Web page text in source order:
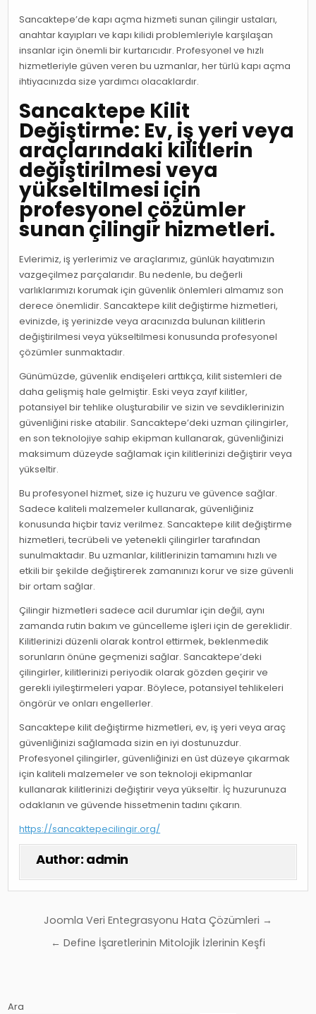
Sancaktepe’de kapı açma hizmeti sunan çilingir ustaları,
anahtar kayıpları ve kapı kilidi problemleriyle karşılaşan
insanlar için önemli bir kurtarıcıdır. Profesyonel ve hızlı
hizmetleriyle güven veren bu uzmanlar, her türlü kapı açma
ihtiyacınızda size yardımcı olacaklardır.
Sancaktepe Kilit
Değiştirme: Ev, iş yeri veya
araçlarındaki kilitlerin
değiştirilmesi veya
yükseltilmesi için
profesyonel çözümler
sunan çilingir hizmetleri.
Evlerimiz, iş yerlerimiz ve araçlarımız, günlük hayatımızın
vazgeçilmez parçalarıdır. Bu nedenle, bu değerli
varlıklarımızı korumak için güvenlik önlemleri almamız son
derece önemlidir. Sancaktepe kilit değiştirme hizmetleri,
evinizde, iş yerinizde veya aracınızda bulunan kilitlerin
değiştirilmesi veya yükseltilmesi konusunda profesyonel
çözümler sunmaktadır.
Günümüzde, güvenlik endişeleri arttıkça, kilit sistemleri de
daha gelişmiş hale gelmiştir. Eski veya zayıf kilitler,
potansiyel bir tehlike oluşturabilir ve sizin ve sevdiklerinizin
güvenliğini riske atabilir. Sancaktepe’deki uzman çilingirler,
en son teknolojiye sahip ekipman kullanarak, güvenliğinizi
maksimum düzeyde sağlamak için kilitlerinizi değiştirir veya
yükseltir.
Bu profesyonel hizmet, size iç huzuru ve güvence sağlar.
Sadece kaliteli malzemeler kullanarak, güvenliğiniz
konusunda hiçbir taviz verilmez. Sancaktepe kilit değiştirme
hizmetleri, tecrübeli ve yetenekli çilingirler tarafından
sunulmaktadır. Bu uzmanlar, kilitlerinizin tamamını hızlı ve
etkili bir şekilde değiştirerek zamanınızı korur ve size güvenli
bir ortam sağlar.
Çilingir hizmetleri sadece acil durumlar için değil, aynı
zamanda rutin bakım ve güncelleme işleri için de gereklidir.
Kilitlerinizi düzenli olarak kontrol ettirmek, beklenmedik
sorunların önüne geçmenizi sağlar. Sancaktepe’deki
çilingirler, kilitlerinizi periyodik olarak gözden geçirir ve
gerekli iyileştirmeleri yapar. Böylece, potansiyel tehlikeleri
öngörür ve onları engellerler.
Sancaktepe kilit değiştirme hizmetleri, ev, iş yeri veya araç
güvenliğinizi sağlamada sizin en iyi dostunuzdur.
Profesyonel çilingirler, güvenliğinizi en üst düzeye çıkarmak
için kaliteli malzemeler ve son teknoloji ekipmanlar
kullanarak kilitlerinizi değiştirir veya yükseltir. İç huzurunuza
odaklanın ve güvende hissetmenin tadını çıkarın.
https://sancaktepecilingir.org/
Author: admin
Yazı
gezinmesi
Joomla Veri Entegrasyonu Hata Çözümleri →
← Define İşaretlerinin Mitolojik İzlerinin Keşfi
Ara